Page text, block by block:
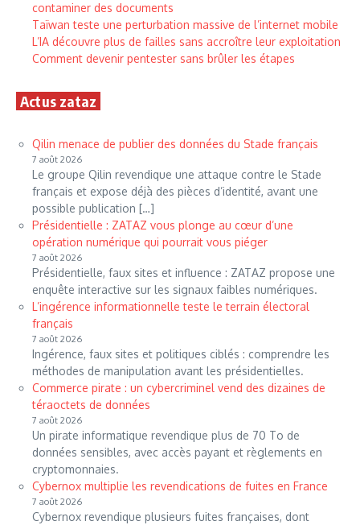
contaminer des documents
Taïwan teste une perturbation massive de l’internet mobile
L’IA découvre plus de failles sans accroître leur exploitation
Comment devenir pentester sans brûler les étapes
Actus zataz
Qilin menace de publier des données du Stade français
7 août 2026
Le groupe Qilin revendique une attaque contre le Stade
français et expose déjà des pièces d’identité, avant une
possible publication […]
Présidentielle : ZATAZ vous plonge au cœur d’une
opération numérique qui pourrait vous piéger
7 août 2026
Présidentielle, faux sites et influence : ZATAZ propose une
enquête interactive sur les signaux faibles numériques.
L’ingérence informationnelle teste le terrain électoral
français
7 août 2026
Ingérence, faux sites et politiques ciblés : comprendre les
méthodes de manipulation avant les présidentielles.
Commerce pirate : un cybercriminel vend des dizaines de
téraoctets de données
7 août 2026
Un pirate informatique revendique plus de 70 To de
données sensibles, avec accès payant et règlements en
cryptomonnaies.
Cybernox multiplie les revendications de fuites en France
7 août 2026
Cybernox revendique plusieurs fuites françaises, dont